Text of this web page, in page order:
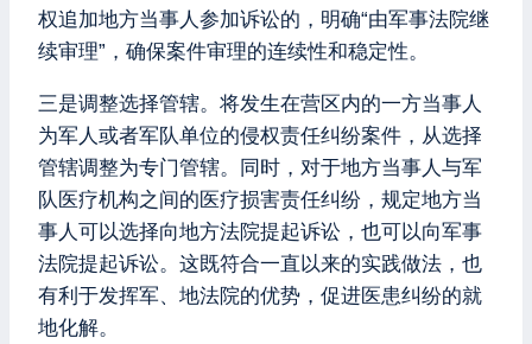
权追加地方当事人参加诉讼的，明确“由军事法院继
续审理”，确保案件审理的连续性和稳定性。
三是调整选择管辖。将发生在营区内的一方当事人
为军人或者军队单位的侵权责任纠纷案件，从选择
管辖调整为专门管辖。同时，对于地方当事人与军
队医疗机构之间的医疗损害责任纠纷，规定地方当
事人可以选择向地方法院提起诉讼，也可以向军事
法院提起诉讼。这既符合一直以来的实践做法，也
有利于发挥军、地法院的优势，促进医患纠纷的就
地化解。